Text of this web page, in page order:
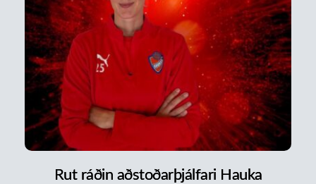
Rut ráðin aðstoðarþjálfari Hauka